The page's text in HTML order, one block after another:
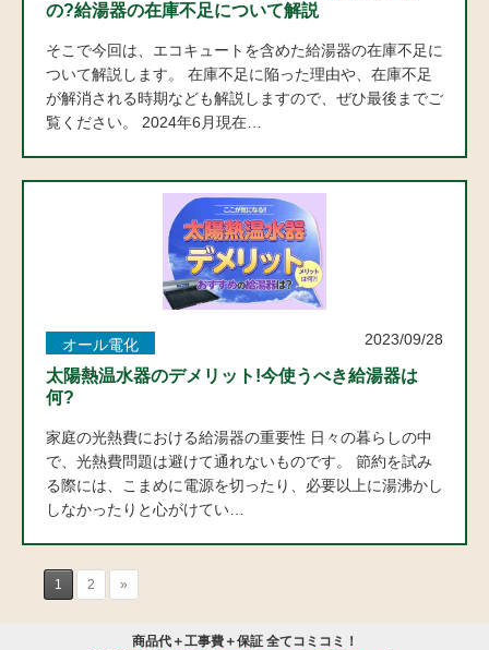
の?給湯器の在庫不足について解説
そこで今回は、エコキュートを含めた給湯器の在庫不足に
ついて解説します。 在庫不足に陥った理由や、在庫不足
が解消される時期なども解説しますので、ぜひ最後までご
覧ください。 2024年6月現在…
オール電化 2023/09/28
太陽熱温水器のデメリット!今使うべき給湯器は
何?
家庭の光熱費における給湯器の重要性 日々の暮らしの中
で、光熱費問題は避けて通れないものです。 節約を試み
る際には、こまめに電源を切ったり、必要以上に湯沸かし
しなかったりと心がけてい…
1 2 »
商品代＋工事費＋保証 全てコミコミ！